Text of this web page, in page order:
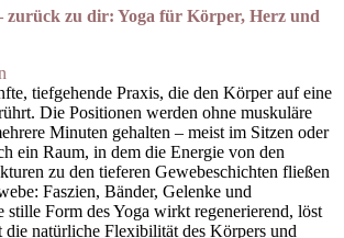
zurück zu dir: Yoga für Körper, Herz und
tiefgehende Praxis, die den Körper auf eine
Die Positionen werden ohne muskuläre
Minuten gehalten – meist im Sitzen oder
ein Raum, in dem die Energie von den
zu den tieferen Gewebeschichten fließen
Faszien, Bänder, Gelenke und
stille Form des Yoga wirkt regenerierend, löst
die natürliche Flexibilität des Körpers und